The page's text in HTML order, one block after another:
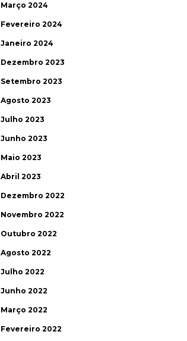
Março 2024
Fevereiro 2024
Janeiro 2024
Dezembro 2023
Setembro 2023
Agosto 2023
Julho 2023
Junho 2023
Maio 2023
Abril 2023
Dezembro 2022
Novembro 2022
Outubro 2022
Agosto 2022
Julho 2022
Junho 2022
Março 2022
Fevereiro 2022